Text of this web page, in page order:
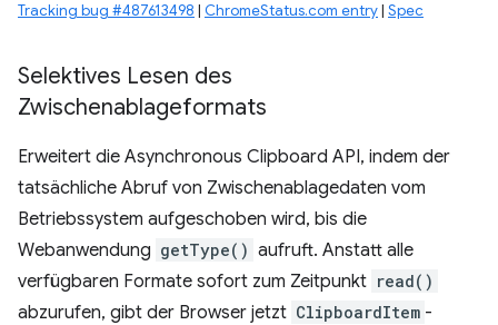
Tracking bug #487613498 | ChromeStatus.com entry| Spec
Selektives Lesen des
Zwischenablageformats
Erweitert die Asynchronous Clipboard API, indem der
tatsächliche Abruf von Zwischenablagedaten vom
Betriebssystem aufgeschoben wird, bis die
Webanwendung getType() aufruft. Anstatt alle
verfügbaren Formate sofort zum Zeitpunkt read()
abzurufen, gibt der Browser jetzt ClipboardItem -